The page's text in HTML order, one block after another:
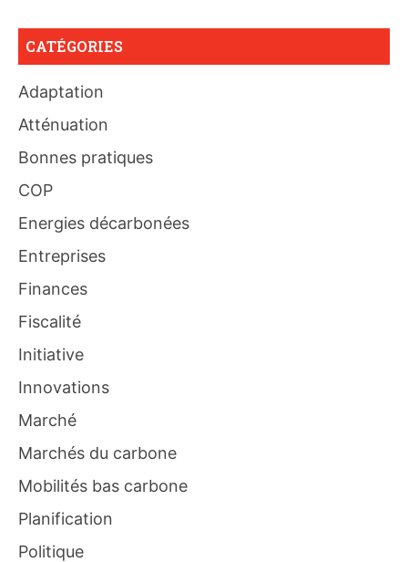
CATÉGORIES
Adaptation
Atténuation
Bonnes pratiques
COP
Energies décarbonées
Entreprises
Finances
Fiscalité
Initiative
Innovations
Marché
Marchés du carbone
Mobilités bas carbone
Planification
Politique